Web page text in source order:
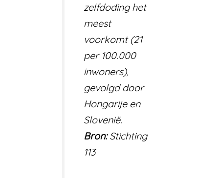
zelfdoding het
meest
voorkomt (21
per 100.000
inwoners),
gevolgd door
Hongarije en
Slovenië.
Bron:Stichting
113